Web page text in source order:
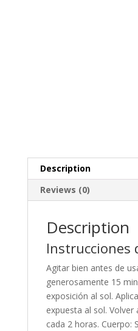
Description
Reviews (0)
Description
Instrucciones
Agitar bien antes de
generosamente 15
exposición al sol.
expuesta al sol. Volver
cada 2 horas. Cuerpo: